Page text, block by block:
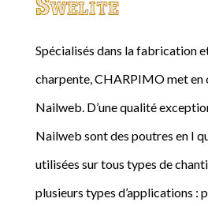
Swelite
Spécialisés dans la fabrication
charpente, CHARPIMO met
Nailweb. D’une qualité
Nailweb sont des poutres en I
utilisées sur tous types de
plusieurs types d’applications :